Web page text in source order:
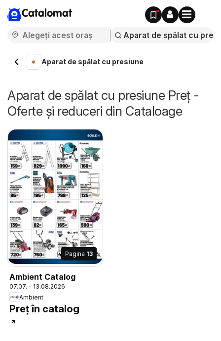
Catalomat
Aparat de spălat cu presiune
Aparat de spălat cu presiune Preț -
Oferte și reduceri din Cataloage
Pagina 13
Ambient Catalog
07.07. - 13.08.2026
Ambient
Preț în catalog